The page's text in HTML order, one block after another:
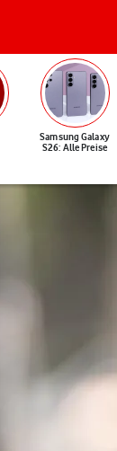
Samsung Galaxy
S26: Alle Preise